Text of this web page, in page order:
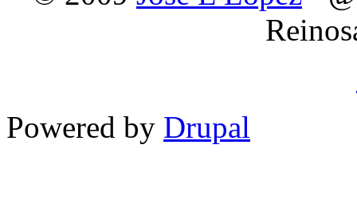
Powered by Drupal